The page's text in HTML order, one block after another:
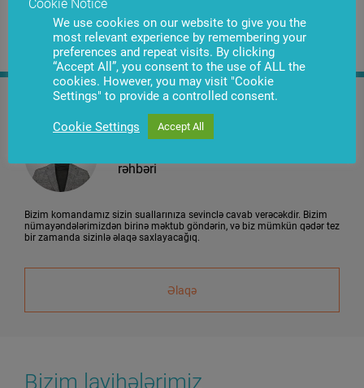
115 mm x 440 mm x 690 mm
Bizim komandamız sizin suallarınıza sevinclə cavab verəcəkdir. Bizim
nümayəndələrimizdən birinə məktub göndərin, və biz mümkün qədər tez
bir zamanda sizinlə əlaqə saxlayacağıq.
Emil Musayev
Pərakəndə ticarət üçün
rəhbəri
Əlaqə
Bizim layihələrimiz
Cookie Notice
We use cookies on our website to give you the
most relevant experience by remembering your
preferences and repeat visits. By clicking
“Accept All”, you consent to the use of ALL the
cookies. However, you may visit "Cookie
Settings" to provide a controlled consent.
Cookie Settings Accept All